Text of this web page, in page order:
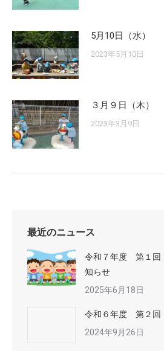
5月10日（水）
2023年5月10日
３月９日（木）
2023年3月9日
最近のニュース
令和７年度 第１回
知らせ
2025年6月18日
令和６年度 第２
2024年9月26日